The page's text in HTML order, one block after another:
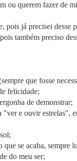
ou querem fazer de
pois já precisei desse
também preciso
que fosse
felicidade;
de demonstrar;
"ver e ouvir estrelas",
que se acaba, sempre
do meu ser;